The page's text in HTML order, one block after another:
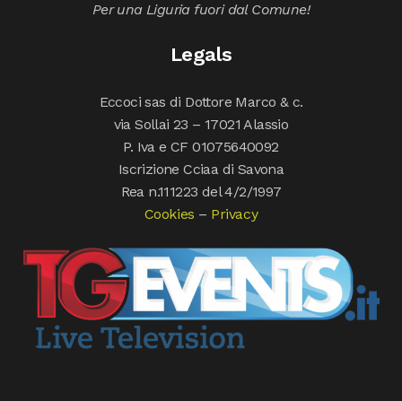
Per una Liguria fuori dal Comune!
Legals
Eccoci sas di Dottore Marco & c.
via Sollai 23 – 17021 Alassio
P. Iva e CF 01075640092
Iscrizione Cciaa di Savona
Rea n.111223 del 4/2/1997
Cookies – Privacy